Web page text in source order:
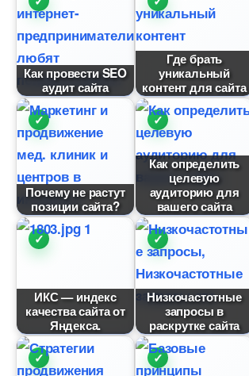
Как провести SEO
аудит сайта
Где брать
уникальный
контент для сайта
Почему не растут
позиции сайта?
Как определить
целевую
аудиторию для
ашего сайта
ИКС — индекс
качества сайта от
Яндекса.
Низкочастотные
запросы
раскрутке сайта